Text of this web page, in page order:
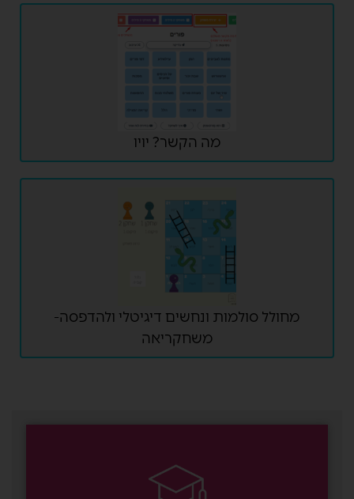
מה הקשר? יויו
מחולל סולמות ונחשים דיגיטלי ולהדפסה-
משחקריאה